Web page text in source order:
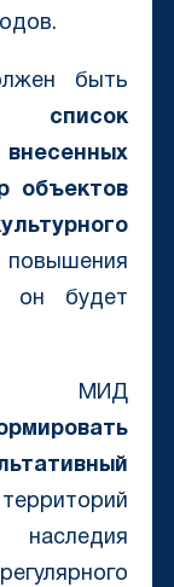
быть
список
объектов
он будет
МИД